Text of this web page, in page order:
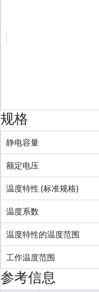
规格
静电容量
额定电压
温度特性 (标准规格)
温度系数
温度特性的温度范围
工作温度范围
参考信息